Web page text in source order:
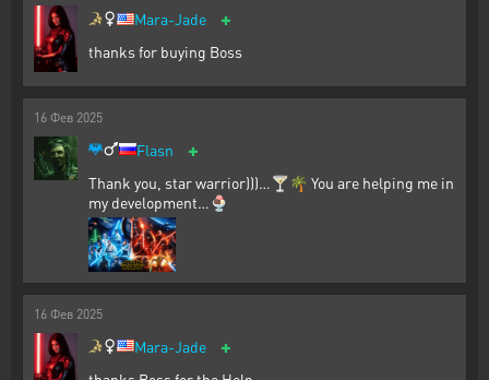
Mara-Jade +
thanks for buying Boss
16 Фев 2025
Flasn +
Thank you, star warrior)))…🍸🌴 You are helping me in
my development…🍨
16 Фев 2025
Mara-Jade +